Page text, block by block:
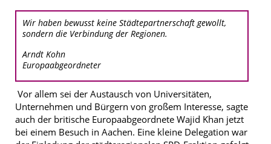
Wir haben bewusst keine Städtepartnerschaft gewollt,
sondern die Verbindung der Regionen.
Arndt Kohn
Europaabgeordneter
Vor allem sei der Austausch von Universitäten,
Unternehmen und Bürgern von großem Interesse, sagte
auch der britische Europaabgeordnete Wajid Khan jetzt
bei einem Besuch in Aachen. Eine kleine Delegation war